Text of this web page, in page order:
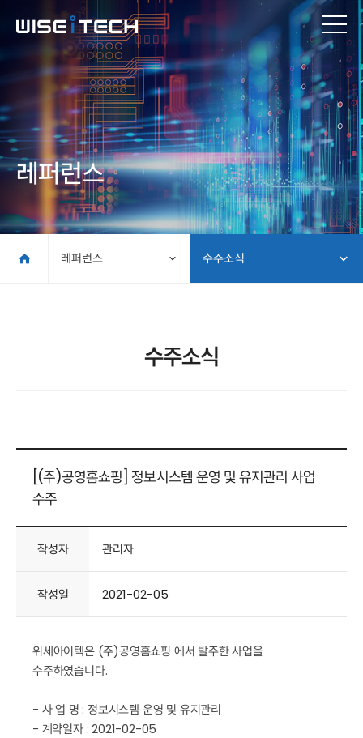
레퍼런스
레퍼런스 수주소식
수주소식
[(주)공영홈쇼핑] 정보시스템 운영 및 유지관리 사업
수주
작성자 관리자
작성일 2021-02-05
위세아이텍은 (주)공영홈쇼핑 에서 발주한 사업을
수주하였습니다.
- 사 업 명 : 정보시스템 운영 및 유지관리
- 계약일자 : 2021-02-05